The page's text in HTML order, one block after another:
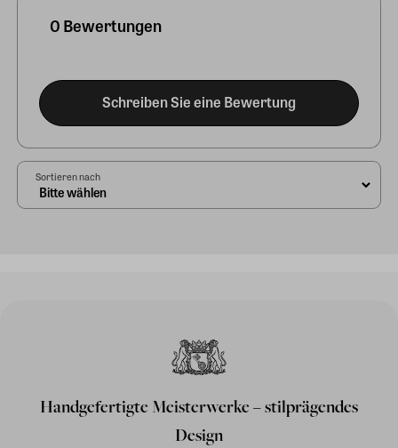
0 Bewertungen
Schreiben Sie eine Bewertung
Sortieren nach
Handgefertigte Meisterwerke – stilprägendes
Design